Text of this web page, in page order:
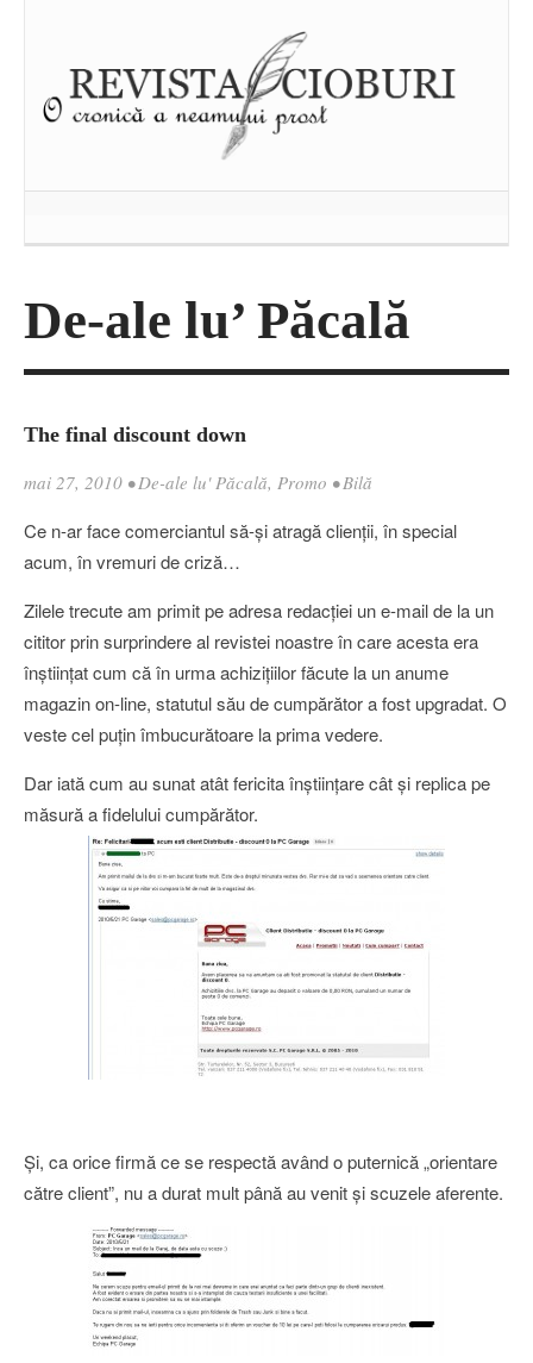
De-ale lu’ Păcală
The final discount down
mai 27, 2010 •De-ale lu' Păcală, Promo •Bilă
Ce n-ar face comerciantul să-şi atragă clienţii, în special
acum, în vremuri de criză…
Zilele trecute am primit pe adresa redacţiei un e-mail de la un
cititor prin surprindere al revistei noastre în care acesta era
înştiinţat cum că în urma achiziţiilor făcute la un anume
magazin on-line, statutul său de cumpărător a fost upgradat. O
veste cel puţin îmbucurătoare la prima vedere.
Dar iată cum au sunat atât fericita înştiinţare cât şi replica pe
măsură a fidelului cumpărător.
Şi, ca orice firmă ce se respectă având o puternică „orientare
către client”, nu a durat mult până au venit şi scuzele aferente.